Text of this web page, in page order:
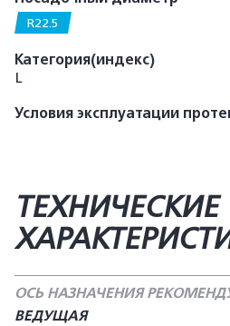
R22.5
Категория(индекс)
L
Условия эксплуатации
ТЕХНИЧЕСКИЕ
ОСЬ НАЗНАЧЕНИЯ
ВЕДУЩАЯ